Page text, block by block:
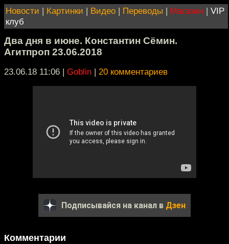
Новости | Картинки | Видео | Переводы | Магазин | VIP
клуб
Два дня в июне. Константин Сёмин.
Агитпроп 23.06.2018
23.06.18 11:06 | Goblin | 20 комментариев
Подписывайся на канал в Дзен
Комментарии